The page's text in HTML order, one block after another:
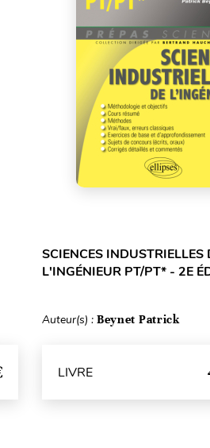
SCIENCES INDUSTRIELLES
L'INGÉNIEUR PT/PT* - 2E
Auteur(s) : Beynet Patrick
LIVRE